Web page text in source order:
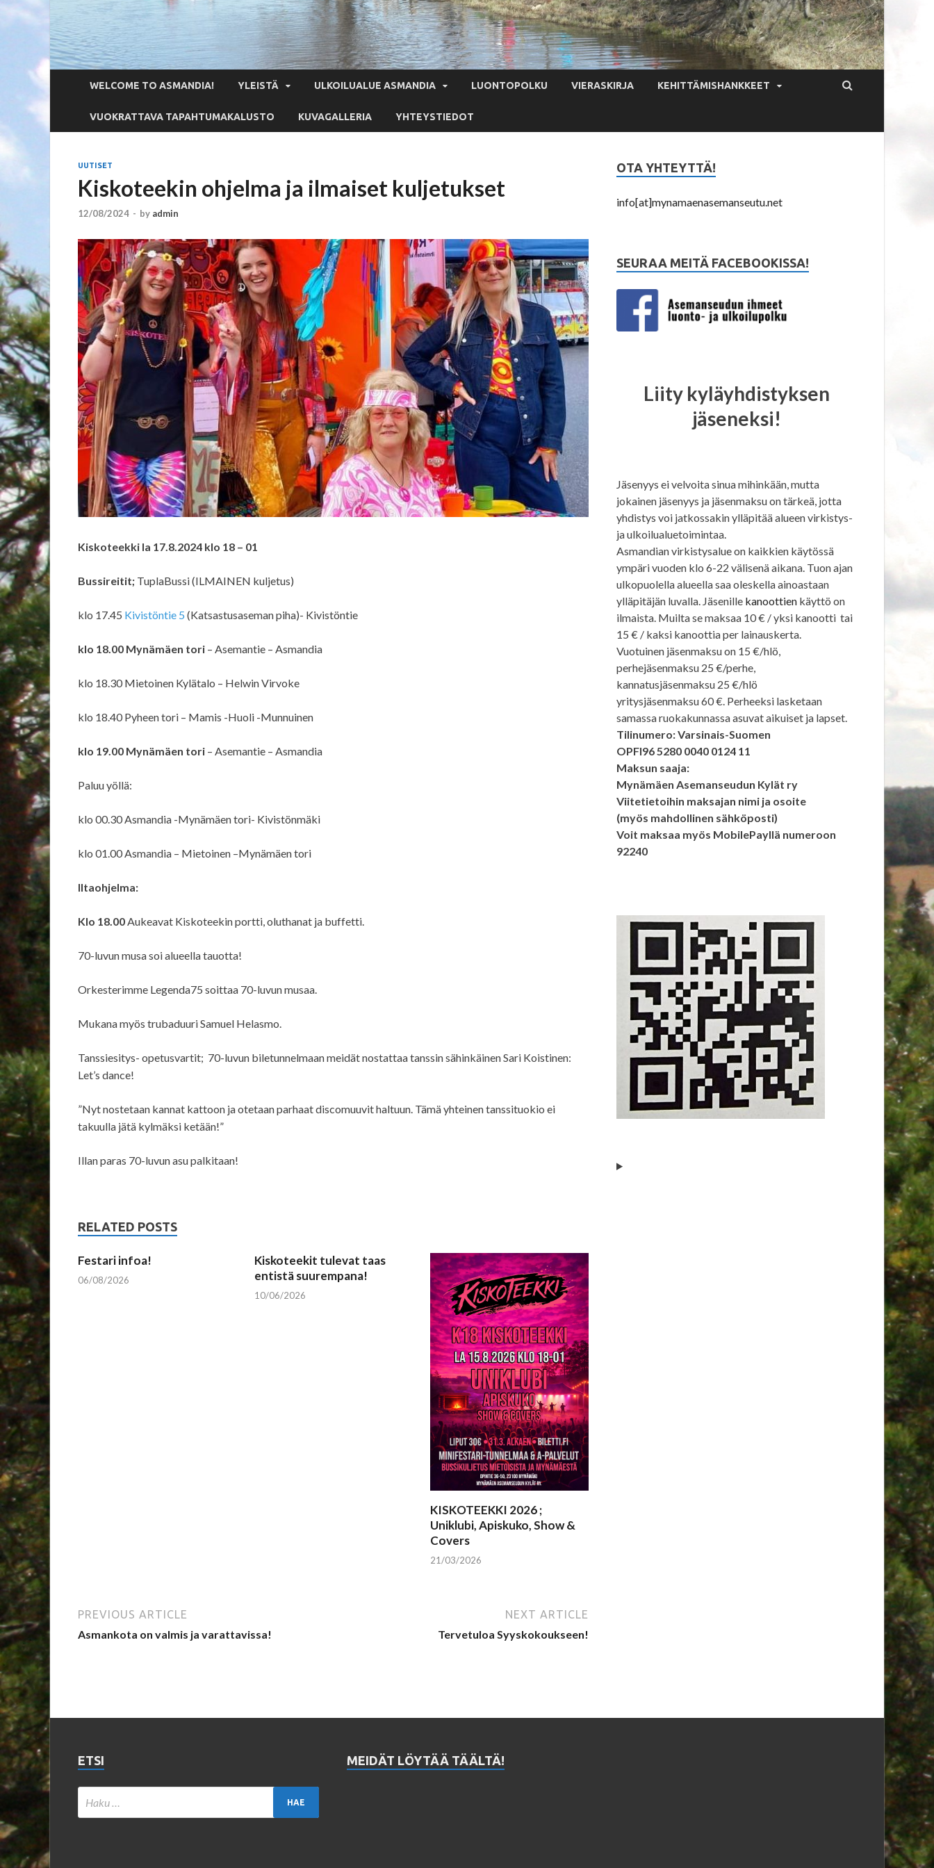
WELCOME TO ASMANDIA! YLEISTÄ ULKOILUALUE ASMANDIA LUONTOPOLKU VIERASKIRJA KEHITTÄMISHANKKEET
VUOKRATTAVA TAPAHTUMAKALUSTO KUVAGALLERIA YHTEYSTIEDOT
UUTISET
Kiskoteekin ohjelma ja ilmaiset kuljetukset
12/08/2024 - by admin
Kiskoteekki la 17.8.2024 klo 18 – 01
Bussireitit; TuplaBussi (ILMAINEN kuljetus)
klo 17.45 Kivistöntie 5 (Katsastusaseman piha)- Kivistöntie
klo 18.00 Mynämäen tori – Asemantie – Asmandia
klo 18.30 Mietoinen Kylätalo – Helwin Virvoke
klo 18.40 Pyheen tori – Mamis -Huoli -Munnuinen
klo 19.00 Mynämäen tori – Asemantie – Asmandia
Paluu yöllä:
klo 00.30 Asmandia -Mynämäen tori- Kivistönmäki
klo 01.00 Asmandia – Mietoinen –Mynämäen tori
Iltaohjelma:
Klo 18.00 Aukeavat Kiskoteekin portti, oluthanat ja buffetti.
70-luvun musa soi alueella tauotta!
Orkesterimme Legenda75 soittaa 70-luvun musaa.
Mukana myös trubaduuri Samuel Helasmo.
Tanssiesitys- opetusvartit; 70-luvun biletunnelmaan meidät nostattaa tanssin sähinkäinen Sari Koistinen:
Let’s dance!
”Nyt nostetaan kannat kattoon ja otetaan parhaat discomuuvit haltuun. Tämä yhteinen tanssituokio ei
takuulla jätä kylmäksi ketään!”
Illan paras 70-luvun asu palkitaan!
RELATED POSTS
Festari infoa!
06/08/2026
Kiskoteekit tulevat taas
entistä suurempana!
10/06/2026
KISKOTEEKKI 2026 ;
Uniklubi, Apiskuko, Show &
Covers
21/03/2026
PREVIOUS ARTICLE
Asmankota on valmis ja varattavissa!
NEXT ARTICLE
Tervetuloa Syyskokoukseen!
OTA YHTEYTTÄ!
info[at]mynamaenasemanseutu.net
SEURAA MEITÄ FACEBOOKISSA!
Liity kyläyhdistyksen
jäseneksi!
Jäsenyys ei velvoita sinua mihinkään, mutta
jokainen jäsenyys ja jäsenmaksu on tärkeä, jotta
yhdistys voi jatkossakin ylläpitää alueen virkistys-
ja ulkoilualuetoimintaa.
Asmandian virkistysalue on kaikkien käytössä
ympäri vuoden klo 6-22 välisenä aikana. Tuon ajan
ulkopuolella alueella saa oleskella ainoastaan
ylläpitäjän luvalla. Jäsenille kanoottien käyttö on
ilmaista. Muilta se maksaa 10 € / yksi kanootti tai
15 € / kaksi kanoottia per lainauskerta.
Vuotuinen jäsenmaksu on 15 €/hlö,
perhejäsenmaksu 25 €/perhe,
kannatusjäsenmaksu 25 €/hlö
yritysjäsenmaksu 60 €. Perheeksi lasketaan
samassa ruokakunnassa asuvat aikuiset ja lapset.
Tilinumero: Varsinais-Suomen
OPFI96 5280 0040 0124 11
Maksun saaja:
Mynämäen Asemanseudun Kylät ry
Viitetietoihin maksajan nimi ja osoite
(myös mahdollinen sähköposti)
Voit maksaa myös MobilePayllä numeroon
92240
ETSI MEIDÄT LÖYTÄÄ TÄÄLTÄ!